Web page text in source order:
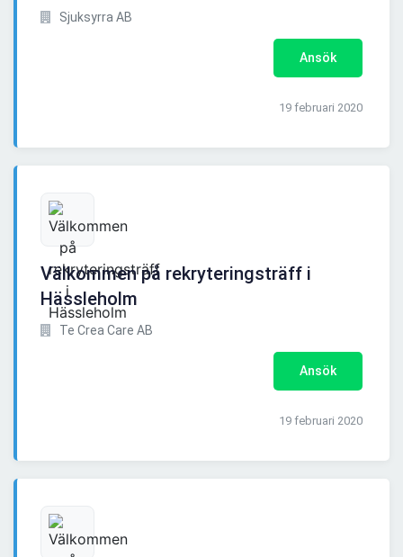
Sjuksyrra AB
Ansök
19 februari 2020
Välkommen på rekryteringsträff i
Hässleholm
Te Crea Care AB
Ansök
19 februari 2020